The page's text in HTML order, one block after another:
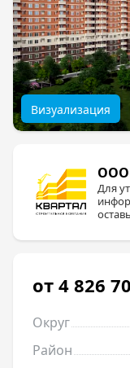
Визуализация
ООО
Для
от 4 826
Округ
Район